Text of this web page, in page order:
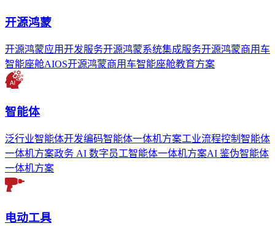
开源鸿蒙
开源鸿蒙应用开发服务开源鸿蒙系统集成服务开源鸿蒙商用车
智能座舱AIOS开源鸿蒙商用车智能座舱教育方案
智能体
泛行业智能体开发编码智能体一体机方案工业流程控制智能体
一体机方案政务 AI 数字员工智能体一体机方案AI 鉴伪智能体
一体机方案
电动工具